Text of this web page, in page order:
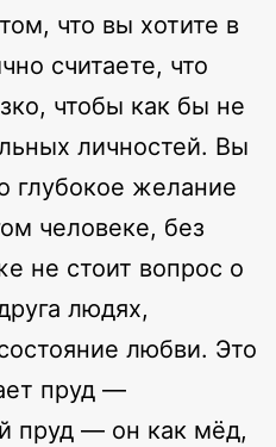
что вы хотите в
считаете, что
чтобы как бы не
личностей. Вы
глубокое желание
человеке, без
не стоит вопрос о
людях,
любви. Это
пруд —
пруд — он как мёд,